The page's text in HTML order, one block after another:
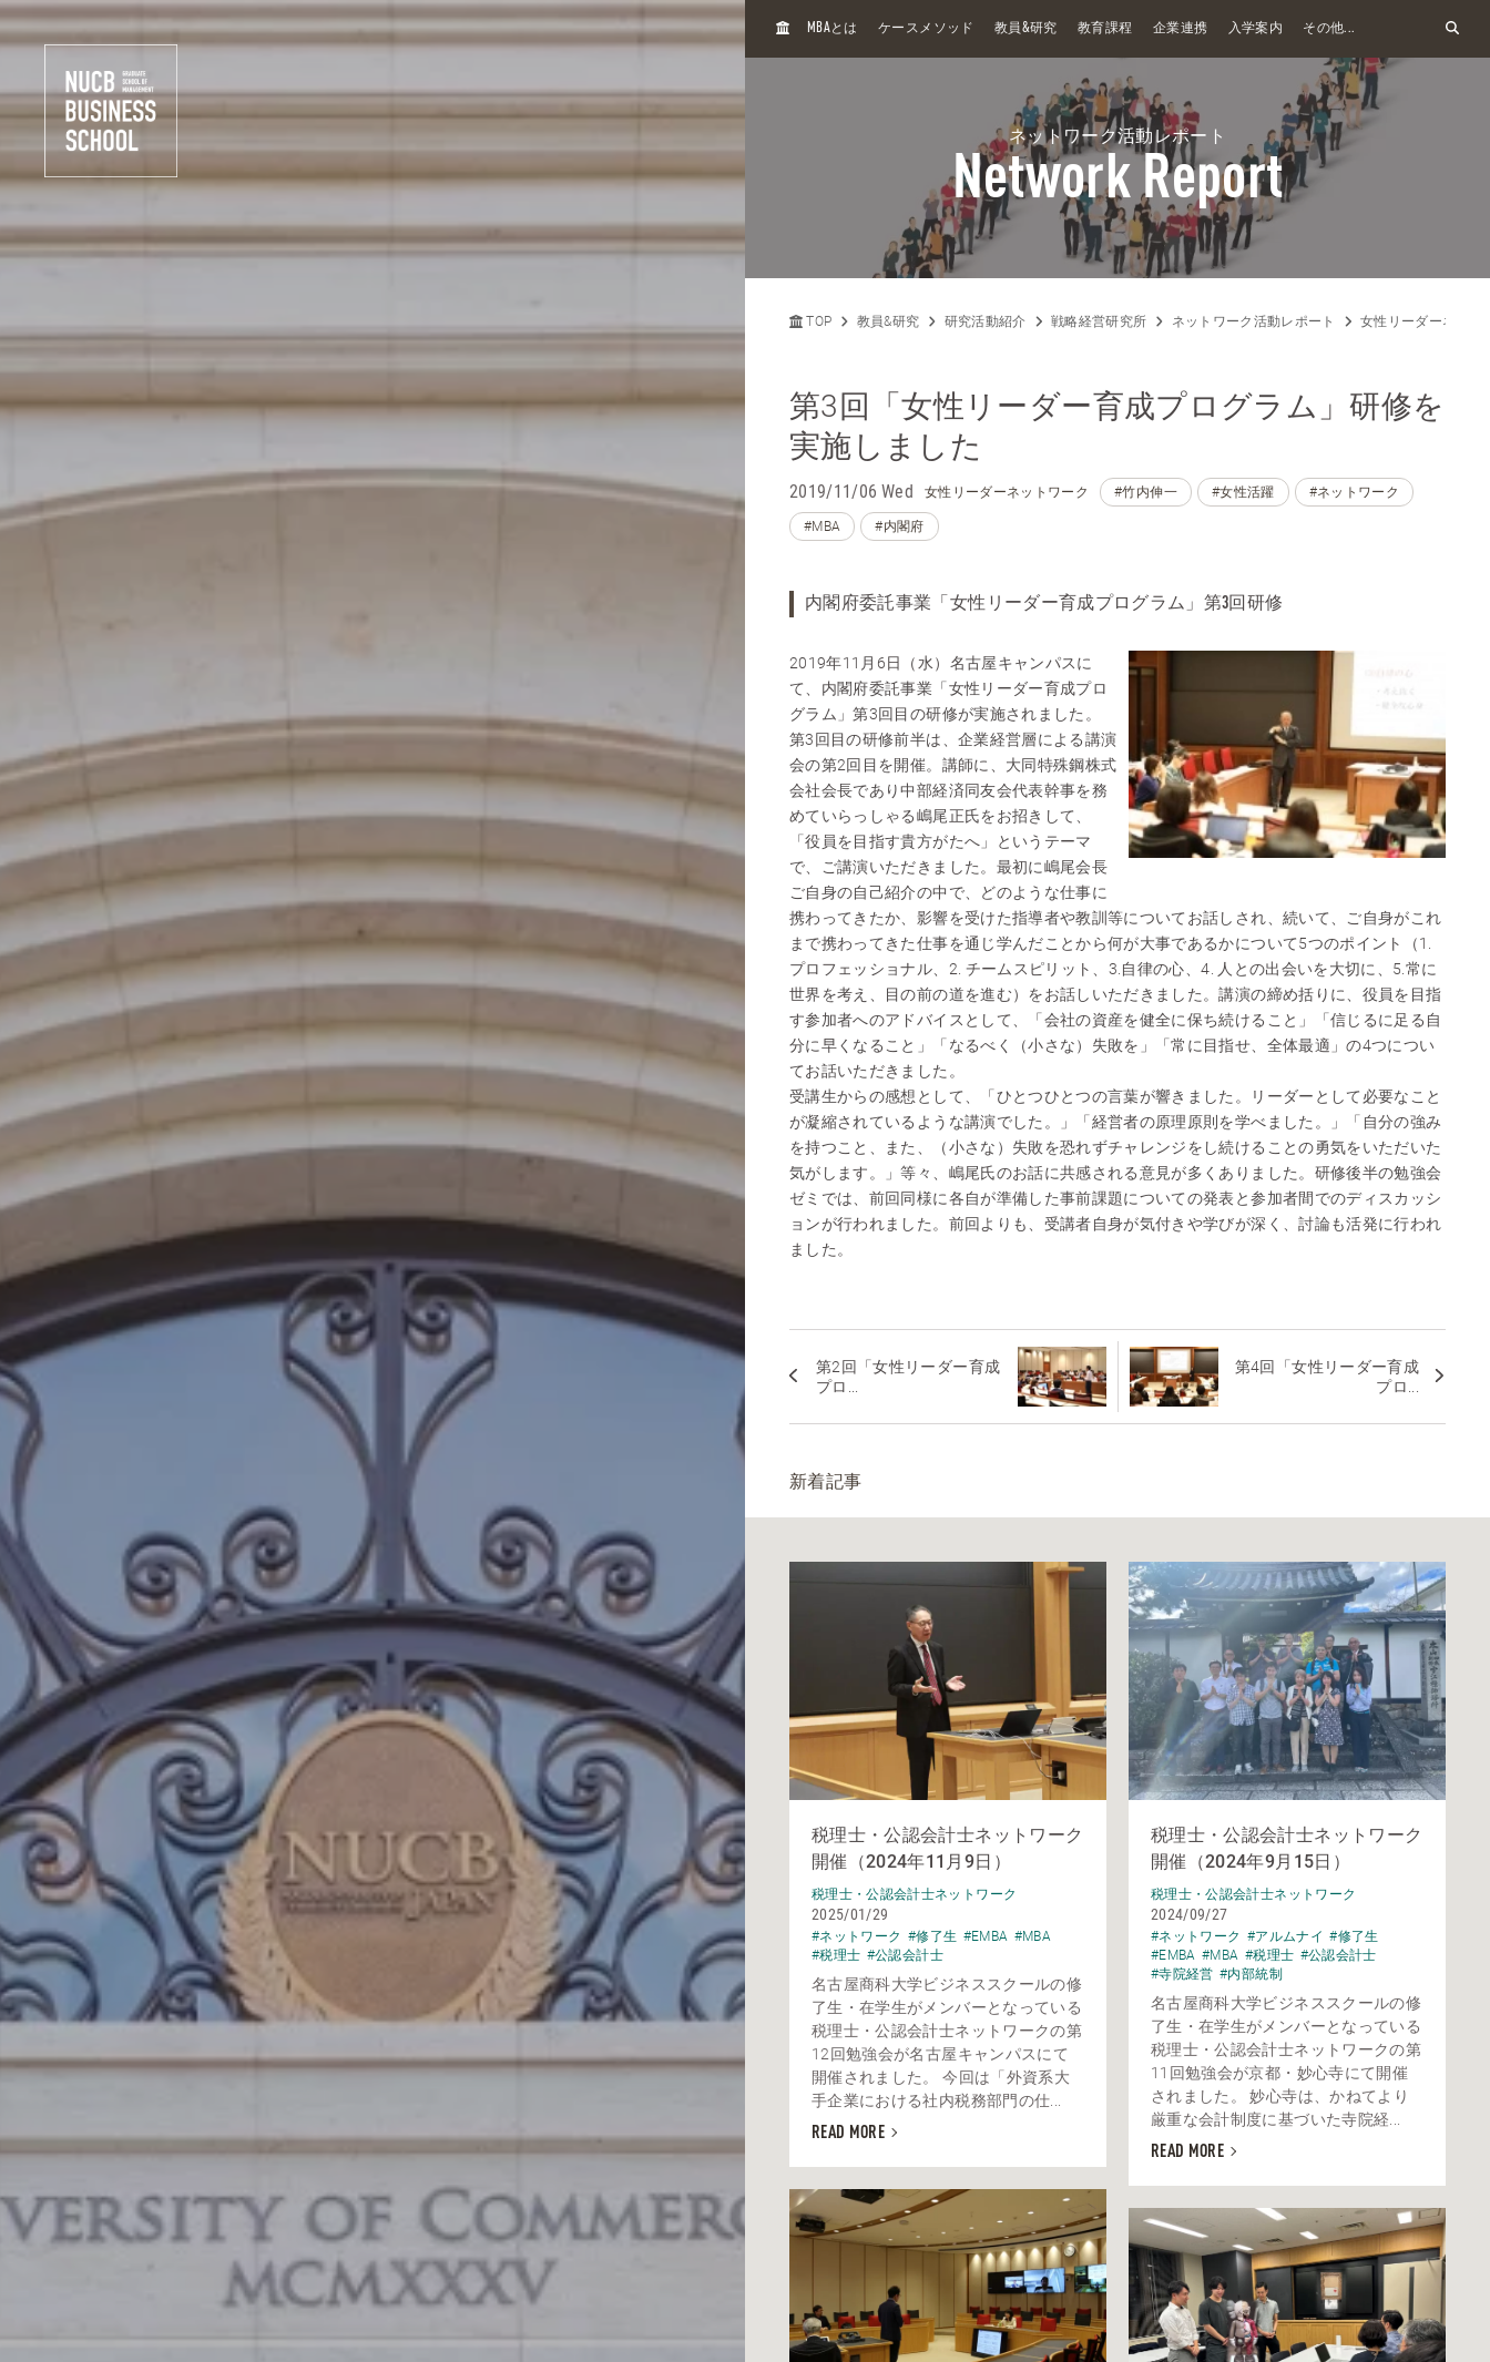
H
MBAとは ケースメソッド 教員&研究 教育課程 企業連携 入学案内 その他...
ネットワーク活動レポート
Network Report
TOP 教員&研究 研究活動紹介 戦略経営研究所 ネットワーク活動レポート 女性リーダーネット
第3回「女性リーダー育成プログラム」研修を
実施しました
2019/11/06 Wed 女性リーダーネットワーク #竹内伸一 #女性活躍 #ネットワーク
#MBA #内閣府
内閣府委託事業「女性リーダー育成プログラム」第3回研修
2019年11月6日（水）名古屋キャンパスに
て、内閣府委託事業「女性リーダー育成プロ
グラム」第3回目の研修が実施されました。
第3回目の研修前半は、企業経営層による講演
会の第2回目を開催。講師に、大同特殊鋼株式
会社会長であり中部経済同友会代表幹事を務
めていらっしゃる嶋尾正氏をお招きして、
「役員を目指す貴方がたへ」というテーマ
で、ご講演いただきました。最初に嶋尾会長
ご自身の自己紹介の中で、どのような仕事に
携わってきたか、影響を受けた指導者や教訓等についてお話しされ、続いて、ご自身がこれ
まで携わってきた仕事を通じ学んだことから何が大事であるかについて5つのポイント（1.
プロフェッショナル、2. チームスピリット、3.自律の心、4. 人との出会いを大切に、5.常に
世界を考え、目の前の道を進む）をお話しいただきました。講演の締め括りに、役員を目指
す参加者へのアドバイスとして、「会社の資産を健全に保ち続けること」「信じるに足る自
分に早くなること」「なるべく（小さな）失敗を」「常に目指せ、全体最適」の4つについ
てお話いただきました。
受講生からの感想として、「ひとつひとつの言葉が響きました。リーダーとして必要なこと
が凝縮されているような講演でした。」「経営者の原理原則を学べました。」「自分の強み
を持つこと、また、（小さな）失敗を恐れずチャレンジをし続けることの勇気をいただいた
気がします。」等々、嶋尾氏のお話に共感される意見が多くありました。研修後半の勉強会
ゼミでは、前回同様に各自が準備した事前課題についての発表と参加者間でのディスカッシ
ョンが行われました。前回よりも、受講者自身が気付きや学びが深く、討論も活発に行われ
ました。
第2回「女性リーダー育成
プロ...
第4回「女性リーダー育成
プロ...
新着記事
税理士・公認会計士ネットワーク
開催（2024年11月9日）
税理士・公認会計士ネットワーク
2025/01/29
#ネットワーク #修了生 #EMBA #MBA
#税理士 #公認会計士
名古屋商科大学ビジネススクールの修
了生・在学生がメンバーとなっている
税理士・公認会計士ネットワークの第
12回勉強会が名古屋キャンパスにて
開催されました。 今回は「外資系大
手企業における社内税務部門の仕...
READ MORE
税理士・公認会計士ネットワーク
開催（2024年9月15日）
税理士・公認会計士ネットワーク
2024/09/27
#ネットワーク #アルムナイ #修了生
#EMBA #MBA #税理士 #公認会計士
#寺院経営 #内部統制
名古屋商科大学ビジネススクールの修
了生・在学生がメンバーとなっている
税理士・公認会計士ネットワークの第
11回勉強会が京都・妙心寺にて開催
されました。 妙心寺は、かねてより
厳重な会計制度に基づいた寺院経...
READ MORE